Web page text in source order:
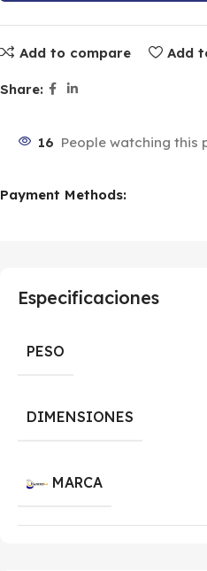
Add to compare Add
Share:
16 People watching this
Payment Methods:
Especificaciones
PESO
DIMENSIONES
MARCA